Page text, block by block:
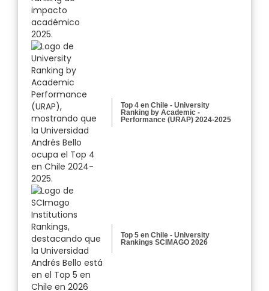
Top 4 en Chile - University
Ranking by Academic -
Performance (URAP) 2024-2025
Top 5 en Chile - University
Rankings SCIMAGO 2026